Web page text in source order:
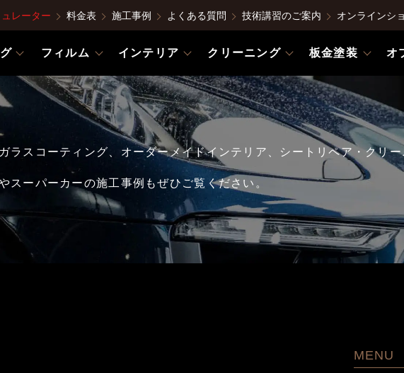
レーター 料金表 施工事例 よくある質問 技術講習のご案内 オンラインシ
フィルム インテリア クリーニング 板金塗装 オ
ラスコーティング、オーダーメイドインテリア、シートリペア・クリ
スーパーカーの施工事例もぜひご覧ください。
MENU